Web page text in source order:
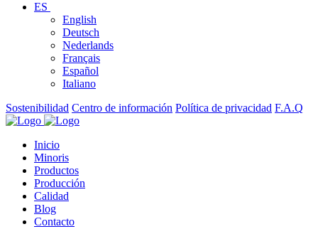
ES
English
Deutsch
Nederlands
Français
Español
Italiano
Sostenibilidad Centro de información Política de privacidad F.A.Q
Inicio
Minoris
Productos
Producción
Calidad
Blog
Contacto